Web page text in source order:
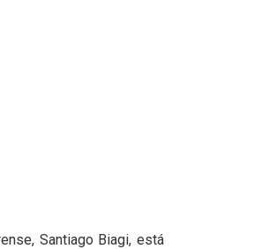
Santiago Biagi, está